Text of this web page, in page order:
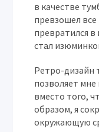
в качестве
превзошел
превратился
стал
Ретро-дизайн
позволяет
вместо того,
образом, я
окружающую